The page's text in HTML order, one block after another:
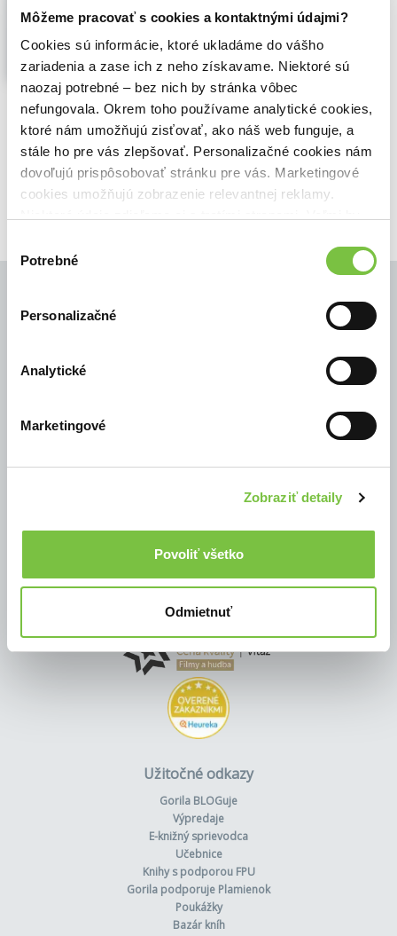
Môžeme pracovať s cookies a kontaktnými údajmi?
Cookies sú informácie, ktoré ukladáme do vášho
zariadenia a zase ich z neho získavame. Niektoré sú
naozaj potrebné – bez nich by stránka vôbec
nefungovala. Okrem toho používame analytické cookies,
ktoré nám umožňujú zisťovať, ako náš web funguje, a
stále ho pre vás zlepšovať. Personalizačné cookies nám
dovoľujú prispôsobovať stránku pre vás. Marketingové
cookies umožňujú zobrazenie relevantnej reklamy.
cookies.
súhlasu
Potrebné
Personalizačné
Analytické
Marketingové
Zobraziť detaily
Povoliť všetko
Odmietnuť
today, feeding wars and communal strife
in Syria, Iraq, Yemen, Pakistan,
Afghanistan and many other countries,
with tensions between Saudi Arabia and
Iran escalating...
Zobraziť viac
🍌 Dodanie môže trvať viac ako 30 dní
11,40€ Do košíka
Užitočné odkazy
Gorila BLOGuje
Výpredaje
E-knižný sprievodca
Učebnice
Knihy s podporou FPU
Gorila podporuje Plamienok
Poukážky
Bazár kníh